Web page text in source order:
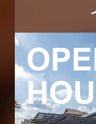
つくばエクスプレ
ピアラシティ店-
ブログ
マンション経営活
2025年11月
2025年10月
2025年9月